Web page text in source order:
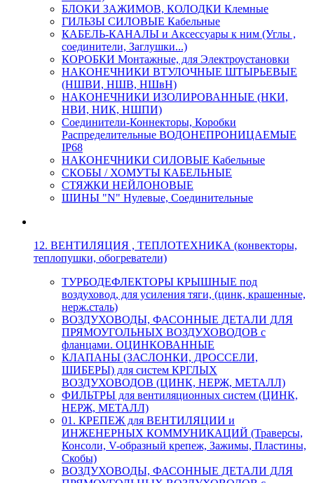
БЛОКИ ЗАЖИМОВ, КОЛОДКИ Клемные
ГИЛЬЗЫ СИЛОВЫЕ Кабельные
КАБЕЛЬ-КАНАЛЫ и Аксессуары к ним (Углы ,
соединители, Заглушки...)
КОРОБКИ Монтажные, для Электроустановки
НАКОНЕЧНИКИ ВТУЛОЧНЫЕ ШТЫРЬЕВЫЕ
(НШВИ, НШВ, НШвН)
НАКОНЕЧНИКИ ИЗОЛИРОВАННЫЕ (НКИ,
НВИ, НИК, НШПИ)
Соединители-Коннекторы, Коробки
Распределительные ВОДОНЕПРОНИЦАЕМЫЕ
IP68
НАКОНЕЧНИКИ СИЛОВЫЕ Кабельные
СКОБЫ / ХОМУТЫ КАБЕЛЬНЫЕ
СТЯЖКИ НЕЙЛОНОВЫЕ
ШИНЫ "N" Нулевые, Соединительные
12. ВЕНТИЛЯЦИЯ , ТЕПЛОТЕХНИКА (конвекторы,
теплопушки, обогреватели)
ТУРБОДЕФЛЕКТОРЫ КРЫШНЫЕ под
воздуховод, для усиления тяги, (цинк, крашенные,
нерж.сталь)
ВОЗДУХОВОДЫ, ФАСОННЫЕ ДЕТАЛИ ДЛЯ
ПРЯМОУГОЛЬНЫХ ВОЗДУХОВОДОВ с
фланцами. ОЦИНКОВАННЫЕ
КЛАПАНЫ (ЗАСЛОНКИ, ДРОССЕЛИ,
ШИБЕРЫ) для систем КРГЛЫХ
ВОЗДУХОВОДОВ (ЦИНК, НЕРЖ, МЕТАЛЛ)
ФИЛЬТРЫ для вентиляционных систем (ЦИНК,
НЕРЖ, МЕТАЛЛ)
01. КРЕПЕЖ для ВЕНТИЛЯЦИИ и
ИНЖЕНЕРНЫХ КОММУНИКАЦИЙ (Траверсы,
Консоли, V-образный крепеж, Зажимы, Пластины,
Скобы)
ВОЗДУХОВОДЫ, ФАСОННЫЕ ДЕТАЛИ ДЛЯ